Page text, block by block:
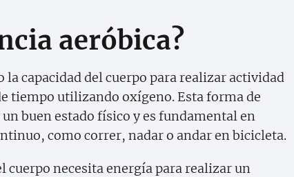
aeróbica?
la capacidad del cuerpo para realizar actividad
tiempo utilizando oxígeno. Esta forma de
buen estado físico y es fundamental en
como correr, nadar o andar en bicicleta.
cuerpo necesita energía para realizar un